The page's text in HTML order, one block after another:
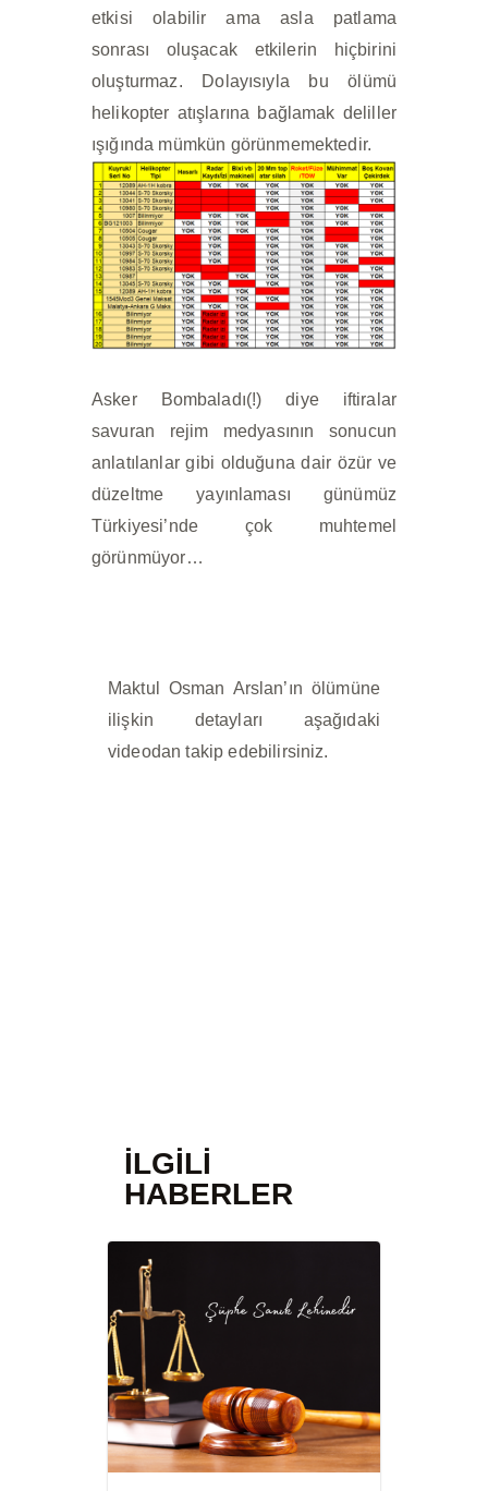
etkisi olabilir ama asla patlama
sonrası oluşacak etkilerin hiçbirini
oluşturmaz. Dolayısıyla bu ölümü
helikopter atışlarına bağlamak deliller
ışığında mümkün görünmemektedir.
Asker Bombaladı(!) diye iftiralar
savuran rejim medyasının sonucun
anlatılanlar gibi olduğuna dair özür ve
düzeltme yayınlaması günümüz
Türkiyesi’nde çok muhtemel
görünmüyor…
Maktul Osman Arslan’ın ölümüne
ilişkin detayları aşağıdaki
videodan takip edebilirsiniz.
İLGILI
HABERLER